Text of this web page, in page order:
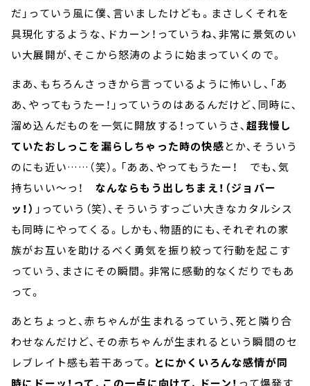
だ」っていう風に僕、言いましたけども。まさしくそれを
具現化するような、ドカーン！っていうね、非常に景気のい
い大展開が、そこから怒涛のように始まっていくので。
まあ、もちろんさっきから言っているように怖いし、「あ
あ、やってもうたー！」っていうのはあるんだけど、同時に、
溜め込んだものを一気に開放する！っていうさ、超我慢し
ていたおしっこを漏らしちゃった時の快感とか、そういう
のにも近い……（笑）。「ああ、やってもうたー！ でも、気
持ちいい～っ！ なんならもう出しちまえ！（ジョバー
ッ！） 」っていう（笑）、そういうすっごい大きなカタルシス
も同時にやってくる。しかも、物語的にも、それぞれの家
族がお互いを助けるべく勇気を振り絞って行動を起こす
っていう、まさにその瞬間。非常に感動的なくだりでもあ
って。
あとちょっと、赤ちゃんが生まれるっていう、死と隣り合
わせなんだけど、その赤ちゃんが生まれるという瞬間のセ
レブレイト感も若干あって。 とにかくいろんな感情が同
時にドーッ！って、この一点に向けて、ドーン！ って爆発す